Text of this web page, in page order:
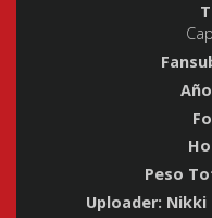
Peso
Uploader: Nikki